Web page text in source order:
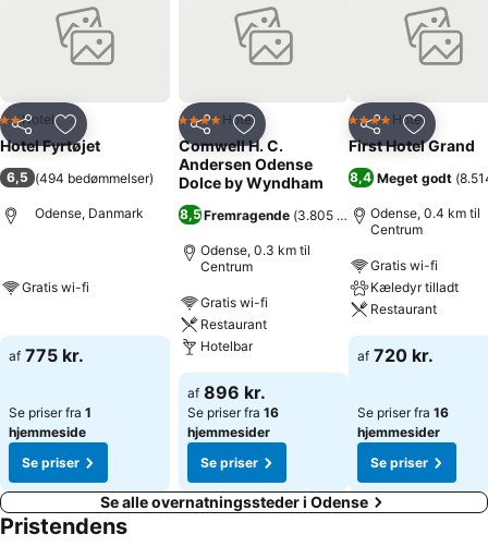
Del Føj til favoritter
2 Stjerner
Hotel
Hotel Fyrtøjet
6,5 (494 bedømmelser)
Odense, Danmark
Gratis wi-fi
af 775 kr.
Se priser fra 1
hjemmeside
Se priser
Del Føj til favoritter
4 StjernerHotel
Comwell H. C.
Andersen Odense
Dolce by Wyndham
8,5Fremragende (3.805 bedømmelser)
Odense, 0.3 km til
Centrum
Gratis wi-fi
Restaurant
Hotelbar
af 896 kr.
Se priser fra 16
hjemmesider
Se priser
Del Føj til
4 StjernerHotel
First Hotel Grand
8,4 Meget godt (
Odense, 0.4 km til
Centrum
Gratis wi-fi
Kæledyr tilladt
Restaurant
af 720 kr.
Se priser fra 16
hjemmesider
Se priser
Se alle overnatningssteder i Odense
Pristendens